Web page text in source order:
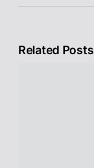
Related Posts